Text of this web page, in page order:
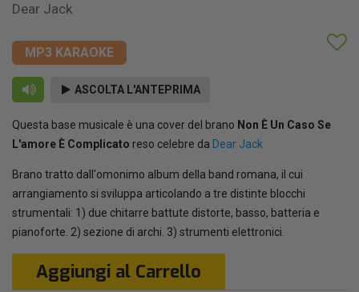
Dear Jack
MP3 KARAOKE
ASCOLTA L'ANTEPRIMA
Questa base musicale è una cover del brano Non È Un Caso Se
L'amore È Complicato reso celebre da Dear Jack
Brano tratto dall'omonimo album della band romana, il cui
arrangiamento si sviluppa articolando a tre distinte blocchi
strumentali: 1) due chitarre battute distorte, basso, batteria e
pianoforte. 2) sezione di archi. 3) strumenti elettronici.
Aggiungi al Carrello